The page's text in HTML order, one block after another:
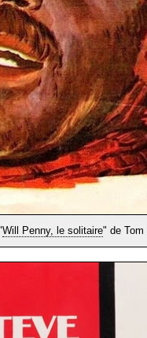
Will Penny, le solitaire" de Tom